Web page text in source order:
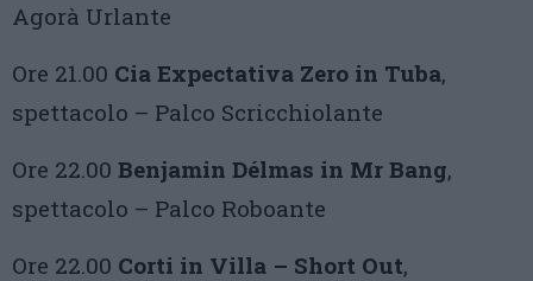
Agorà Urlante
Ore 21.00 Cia Expectativa Zero in Tuba,
spettacolo – Palco Scricchiolante
Ore 22.00 Benjamin Délmas in Mr Bang,
spettacolo – Palco Roboante
Ore 22.00 Corti in Villa – Short Out,